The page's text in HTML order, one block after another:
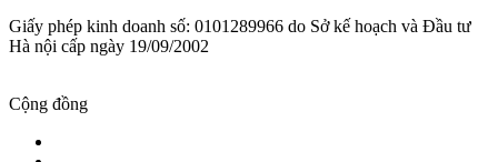
Giấy phép kinh doanh số: 0101289966 do Sở kế hoạch và Đầu tư
Hà nội cấp ngày 19/09/2002
Cộng đồng